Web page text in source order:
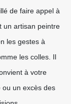
de faire appel à
un artisan peintre
les gestes à
les colles. Il
à votre
ou un excès des